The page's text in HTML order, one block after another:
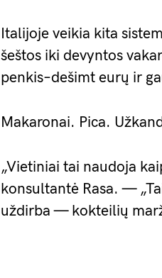
Italijoje veikia kita
šeštos iki devyntos
penkis–dešimt eurų ir
Makaronai. Pica.
„Vietiniai tai naudoja
konsultantė Rasa. —
uždirba — kokteilių